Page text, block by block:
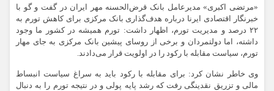
«مرتضی اکبری» مدیرعامل بانک قرض‌الحسنه مهر ایران در گفت و گو با
خبرنگار اقتصادی ایرنا درباره هدف‌گذاری بانک مرکزی برای کاهش تورم به
۲۲ درصد و مدیریت تورم، اظهار داشت: تورم همیشه در کشور ما وجود
داشته، اما دولتمردان و برخی از روسای پیشین بانک مرکزی به جای مهار
تورم، سیاست مقابله با رکود را در اولویت قرار می‌دادند.
وی خاطر نشان کرد: برای مقابله با رکود باید به سراغ سیاست انبساط
مالی و تزریق نقدینگی رفت که رشد پایه پولی و در نتیجه تورم را به دنبال